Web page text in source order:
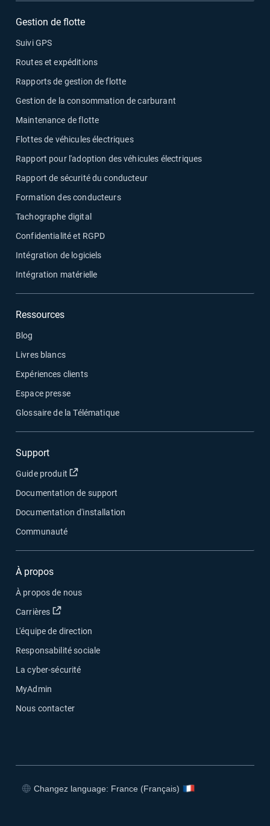
Gestion de flotte
Suivi GPS
Routes et expéditions
Rapports de gestion de flotte
Gestion de la consommation de carburant
Maintenance de flotte
Flottes de véhicules électriques
Rapport pour l'adoption des véhicules électriques
Rapport de sécurité du conducteur
Formation des conducteurs
Tachographe digital
Confidentialité et RGPD
Intégration de logiciels
Intégration matérielle
Ressources
Blog
Livres blancs
Expériences clients
Espace presse
Glossaire de la Télématique
Support
Guide produit Ouvrir dans une nouvelle fenêtre
Documentation de support
Documentation d'installation
Communauté
À propos
À propos de nous
Carrières
Ouvrir dans une nouvelle fenêtre
L'équipe de direction
Responsabilité sociale
La cyber-sécurité
MyAdmin
Nous contacter
Changez language: France (Français)